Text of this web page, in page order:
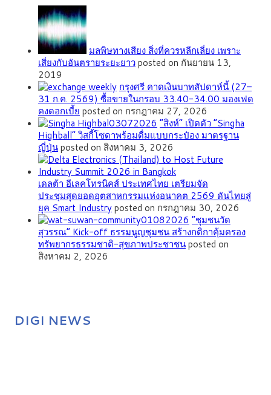
มลพิษทางเสียง สิ่งที่ควรหลีกเลี่ยง เพราะ
เสี่ยงกับอันตรายระยะยาวposted on กันยายน 13,
2019
กรุงศรี คาดเงินบาทสัปดาห์นี้ (27–
31 ก.ค. 2569) ซื้อขายในกรอบ 33.40-34.00 มองเฟด
คงดอกเบี้ย posted on กรกฎาคม 27, 2026
“สิงห์” เปิดตัว “Singha
Highball” วิสกี้โซดาพร้อมดื่มแบบกระป๋อง มาตรฐาน
ญี่ปุ่นposted on สิงหาคม 3, 2026
เดลต้า อีเลคโทรนิคส์ ประเทศไทย เตรียมจัด
ประชุมสุดยอดอุตสาหกรรมแห่งอนาคต 2569 ดันไทยสู่
ยุค Smart Industryposted on กรกฎาคม 30, 2026
”ชุมชนวัด
สุวรรณ” Kick-off ธรรมนูญชุมชน สร้างกติกาคุ้มครอง
ทรัพยากรธรรมชาติ-สุขภาพประชาชนposted on
สิงหาคม 2, 2026
DIGI NEWS